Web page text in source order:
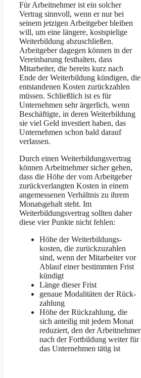
Für Arbeitnehmer ist ein solcher
Vertrag sinn­voll, wenn er nur bei
seinem jetzigen Arbeitgeber bleiben
will, um eine längere, kost­spielige
Weiterbildung abzuschließen.
Arbeitgeber dagegen können in der
Vereinbarung fest­halten, dass
Mitarbeiter, die bereits kurz nach
Ende der Weiterbildung kündigen, die
entstandenen Kosten zurück­zahlen
müssen. Schließlich ist es für
Unternehmen sehr ärgerlich, wenn
Beschäftigte, in deren Weiterbildung
sie viel Geld investiert haben, das
Unternehmen schon bald darauf
verlassen.
Durch einen Weiterbildungsvertrag
können Arbeitnehmer sicher gehen,
dass die Höhe der vom Arbeit­geber
zurück­verlangten Kosten in einem
angemessenen Verhältnis zu ihrem
Monats­gehalt steht. Im
Weiterbildungsvertrag sollten daher
diese vier Punkte nicht fehlen:
Höhe der Weiterbildungs­
kosten, die zurückzu­zahlen
sind, wenn der Mitarbeiter vor
Ablauf einer bestimmten Frist
kündigt
Länge dieser Frist
genaue Modalitäten der Rück­
zahlung
Höhe der Rück­zahlung, die
sich anteilig mit jedem Monat
reduziert, den der Arbeitnehmer
nach der Fortbildung weiter für
das Unternehmen tätig ist